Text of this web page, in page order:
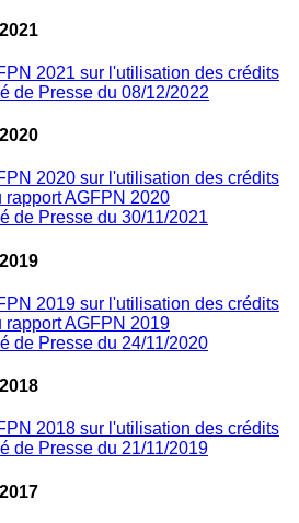
2021 sur l'utilisation des crédits
de Presse du 08/12/2022
2020 sur l'utilisation des crédits
rapport AGFPN 2020
de Presse du 30/11/2021
2019 sur l'utilisation des crédits
rapport AGFPN 2019
de Presse du 24/11/2020
2018 sur l'utilisation des crédits
de Presse du 21/11/2019